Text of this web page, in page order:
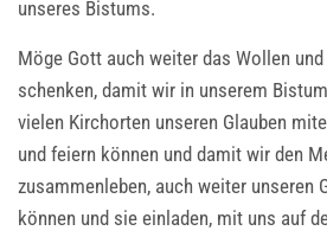
unseres Bistums.
Möge Gott auch weiter das Wollen
schenken, damit wir in unserem
vielen Kirchorten unseren Glauben
und feiern können und damit wir den
zusammenleben, auch weiter unseren
können und sie einladen, mit uns auf